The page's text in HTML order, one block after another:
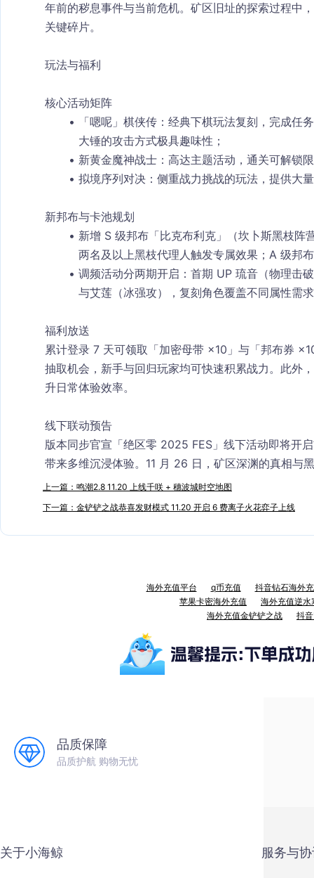
年前的秽息事件与当前危机。矿区旧址的探索过程中
关键碎片。​
玩法与福利
核心活动矩阵​
「嗯呢」棋侠传：经典下棋玩法复刻，完成任
大锤的攻击方式极具趣味性；​
新黄金魔神战士：高达主题活动，通关可解锁
拟境序列对决：侧重战力挑战的玩法，提供大
新邦布与卡池规划​
新增 S 级邦布「比克布利克」（坎卜斯黑枝阵
两名及以上黑枝代理人触发专属效果；A 级邦
调频活动分两期开启：首期 UP 琉音（物理击
与艾莲（冰强攻），复刻角色覆盖不同属性需
福利放送​
累计登录 7 天可领取「加密母带 ×10」与「邦布券
抽取机会，新手与回归玩家均可快速积累战力。此外
升日常体验效率。​
线下联动预告​
版本同步官宣「绝区零 2025 FES」线下活动即将开
带来多维沉浸体验。11 月 26 日，矿区深渊的真相与
上一篇：鸣潮2.8 11.20 上线千咲 + 穗波城时空地图
下一篇：金铲铲之战恭喜发财模式 11.20 开启 6 费离子火花弈子上线
海外充值平台 q币充值
抖音钻石海外
苹果卡密海外充值
海外充值逆水
海外充值金铲铲之战
抖
品质保障
品质护航 购物无忧
关于小海鲸 服务与